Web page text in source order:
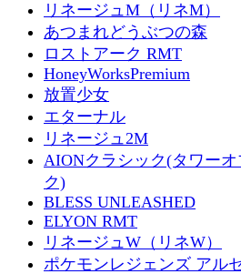
リネージュM（リネM）
あつまれどうぶつの森
ロストアーク RMT
HoneyWorksPremium
放置少女
エターナル
リネージュ2M
AIONクラシック(タワー
ク)
BLESS UNLEASHED
ELYON RMT
リネージュW（リネW）
ポケモンレジェンズ アル